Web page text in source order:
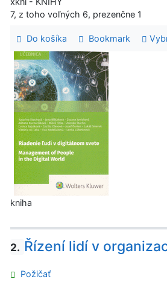
7, z toho voľných 6, prezenčne 1
Do košíka Bookmark
kniha
2. Řízení lidí v
Požičať